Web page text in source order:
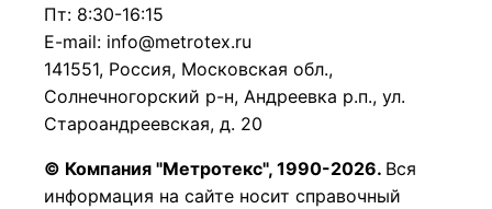
Пт: 8:30-16:15
E-mail: info@metrotex.ru
141551, Россия, Московская обл.,
Солнечногорский р-н, Андреевка р.п., ул.
Староандреевская, д. 20
© Компания "Метротекс", 1990-2026. Вся
информация на сайте носит справочный